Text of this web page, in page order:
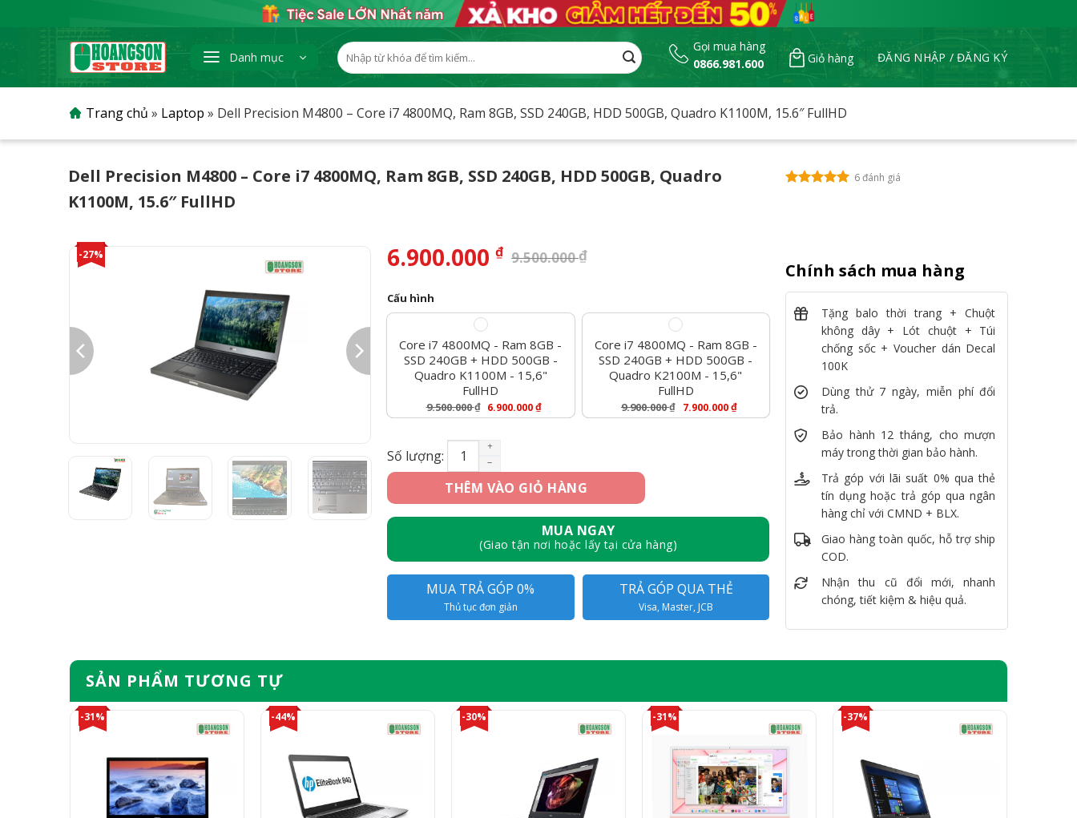
content
Danh mục
Tìm
kiếm:
Gọi mua hàng
0866.981.600
Giỏ hàng ĐĂNG NHẬP / ĐĂNG KÝ
Trang chủ » Laptop » Dell Precision M4800 – Core i7 4800MQ, Ram 8GB, SSD 240GB, HDD 500GB, Quadro K1100M, 15.6″ FullHD
Dell Precision M4800 – Core i7 4800MQ, Ram 8GB, SSD 240GB, HDD 500GB, Quadro
K1100M, 15.6″ FullHD
6 đánh giá
-27% 6.900.000₫ 9.500.000₫
Cấu hình
Core i7 4800MQ - Ram 8GB -
SSD 240GB + HDD 500GB -
Quadro K1100M - 15,6"
FullHD
9.500.000₫
Giá
9.500.000 ₫.
6.900.000₫
Giá
Là:
6.900.000 ₫.
Core i7 4800MQ - Ram 8GB -
SSD 240GB + HDD 500GB -
Quadro K2100M - 15,6"
FullHD
9.900.000₫
Giá
7.900.000₫
Giá
Số lượng: Dell Precision M4800 – Core i7 4800MQ, Ram 8GB, SSD 240GB, HDD 500GB, Quadro K1100M, 15.6" FullHD số
THÊM VÀO GIỎ HÀNG
MUA NGAY
(Giao tận nơi hoặc lấy tại cửa hàng)
MUA TRẢ GÓP 0%
Thủ tục đơn giản
TRẢ GÓP QUA THẺ
Visa, Master, JCB
Chính sách mua hàng
Tặng balo thời trang + Chuột
không dây + Lót chuột + Túi
chống sốc + Voucher dán Decal
100K
Dùng thử 7 ngày, miễn phí đổi
trả.
Bảo hành 12 tháng, cho mượn
máy trong thời gian bảo hành.
Trả góp với lãi suất 0% qua thẻ
tín dụng hoặc trả góp qua ngân
hàng chỉ với CMND + BLX.
Giao hàng toàn quốc, hỗ trợ ship
COD.
Nhận thu cũ đổi mới, nhanh
chóng, tiết kiệm & hiệu quả.
SẢN PHẨM TƯƠNG TỰ
-31% -44% -30% -31% -37%